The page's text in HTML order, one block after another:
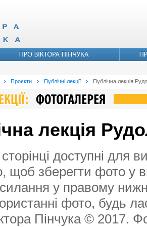
Проєкти Публічні лекції Публічна лекція
лекція
доступні для
щоб зберегти фото у
у правому
фото, будь
Пінчука © 2017.